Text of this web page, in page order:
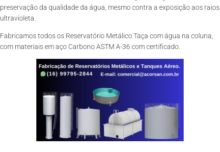
preservação da qualidade da água, mesmo contra a exposição aos raios
ultravioleta.
Fabricamos todos os Reservatório Metálico Taça com água na coluna,
com materiais em aço Carbono ASTM A-36 com certificado.